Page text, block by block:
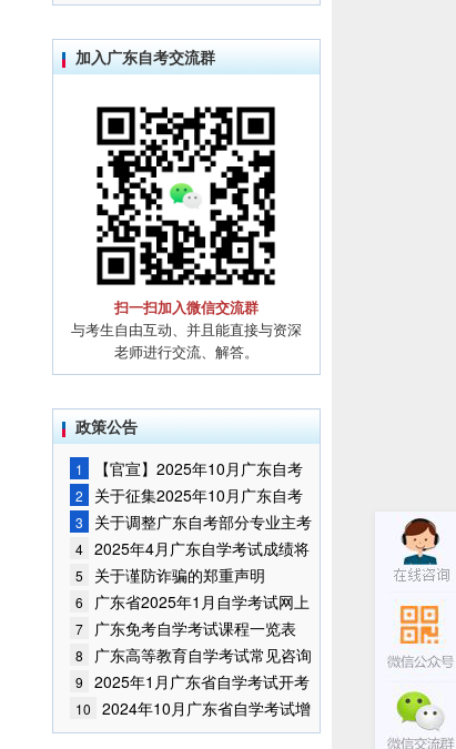
加入广东自考交流群
扫一扫加入微信交流群
与考生自由互动、并且能直接与资深
老师进行交流、解答。
政策公告
1
【官宣】2025年10月广东自考
报名时间通知
2
关于征集2025年10月广东自考
增加开考停考专业部分课程意向的
通告
3
关于调整广东自考部分专业主考
学校的通知
4 2025年4月广东自学考试成绩将
于5月9日公布
5 关于谨防诈骗的郑重声明
6
广东省2025年1月自学考试网上
报名报考须知
7 广东免考自学考试课程一览表
8
广东高等教育自学考试常见咨询
问题
9
2025年1月广东省自学考试开考
课程考试时间安排和使用教材的通
知
10
2024年10月广东省自学考试增
加一门开考课程的通告